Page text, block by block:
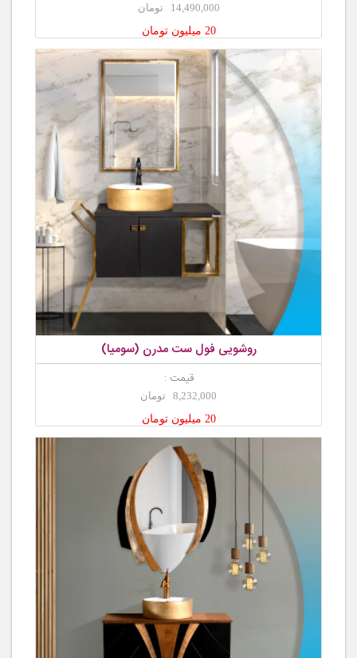
14,490,000 تومان
20 میلیون تومان
روشویی فول ست مدرن (سومیا)
قیمت :
8,232,000 تومان
20 میلیون تومان